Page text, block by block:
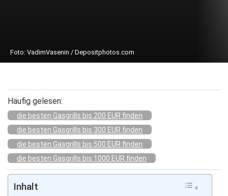
Foto: VadimVasenin / Depositphotos.com
Häufig gelesen:
die besten Gasgrills bis 200 EUR finden
die besten Gasgrills bis 300 EUR finden
die besten Gasgrills bis 500 EUR finden
die besten Gasgrills bis 1000 EUR finden
Inhalt